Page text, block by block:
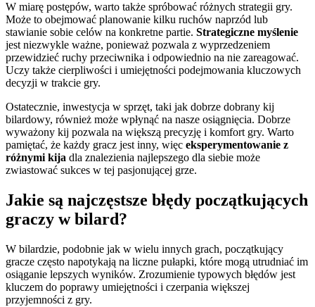
W miarę postępów, warto także spróbować różnych strategii gry.
Może to obejmować planowanie kilku ruchów naprzód lub
stawianie sobie celów na konkretne partie. Strategiczne myślenie
jest niezwykle ważne, ponieważ pozwala z wyprzedzeniem
przewidzieć ruchy przeciwnika i odpowiednio na nie zareagować.
Uczy także cierpliwości i umiejętności podejmowania kluczowych
decyzji w trakcie gry.
Ostatecznie, inwestycja w sprzęt, taki jak dobrze dobrany kij
bilardowy, również może wpłynąć na nasze osiągnięcia. Dobrze
wyważony kij pozwala na większą precyzję i komfort gry. Warto
pamiętać, że każdy gracz jest inny, więc eksperymentowanie z
różnymi kija dla znalezienia najlepszego dla siebie może
zwiastować sukces w tej pasjonującej grze.
Jakie są najczęstsze błędy początkujących
graczy w bilard?
W bilardzie, podobnie jak w wielu innych grach, początkujący
gracze często napotykają na liczne pułapki, które mogą utrudniać im
osiąganie lepszych wyników. Zrozumienie typowych błędów jest
kluczem do poprawy umiejętności i czerpania większej
przyjemności z gry.